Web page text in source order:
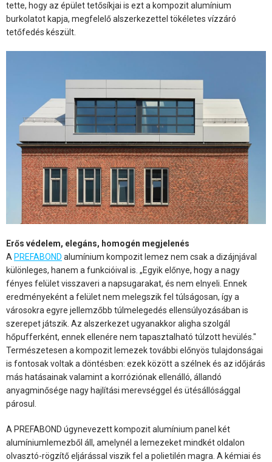
tette, hogy az épület tetősíkjai is ezt a kompozit alumínium
burkolatot kapja, megfelelő alszerkezettel tökéletes vízzáró
tetőfedés készült.
Erős védelem, elegáns, homogén megjelenés
A PREFABOND alumínium kompozit lemez nem csak a dizájnjával
különleges, hanem a funkcióival is. „Egyik előnye, hogy a nagy
fényes felület visszaveri a napsugarakat, és nem elnyeli. Ennek
eredményeként a felület nem melegszik fel túlságosan, így a
városokra egyre jellemzőbb túlmelegedés ellensúlyozásában is
szerepet játszik. Az alszerkezet ugyanakkor aligha szolgál
hőpufferként, ennek ellenére nem tapasztalható túlzott hevülés."
Természetesen a kompozit lemezek további előnyös tulajdonságai
is fontosak voltak a döntésben: ezek között a szélnek és az időjárás
más hatásainak valamint a korróziónak ellenálló, állandó
anyagminősége nagy hajlítási merevséggel és ütésállósággal
párosul.
A PREFABOND úgynevezett kompozit alumínium panel két
alumíniumlemezből áll, amelynél a lemezeket mindkét oldalon
olvasztó-rögzítő eljárással viszik fel a polietilén magra. A kémiai és